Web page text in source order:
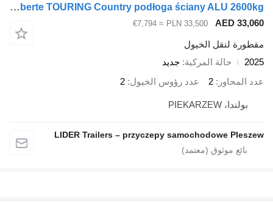
Cheval Liberté CL-40C Cheval Liberte TOURING Country podłoga ściany ALU 2600kg
AED
PLN 33,500
≈ €7,794
لنقل الخيول
حالة المركبة جديد
2 عدد رؤوس الخيول 2
LIDER Trailers – przyczepy samochodowe